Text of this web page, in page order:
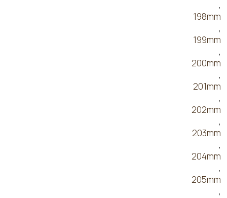
,
198mm
,
199mm
,
200mm
,
201mm
,
202mm
,
203mm
,
204mm
,
205mm
,